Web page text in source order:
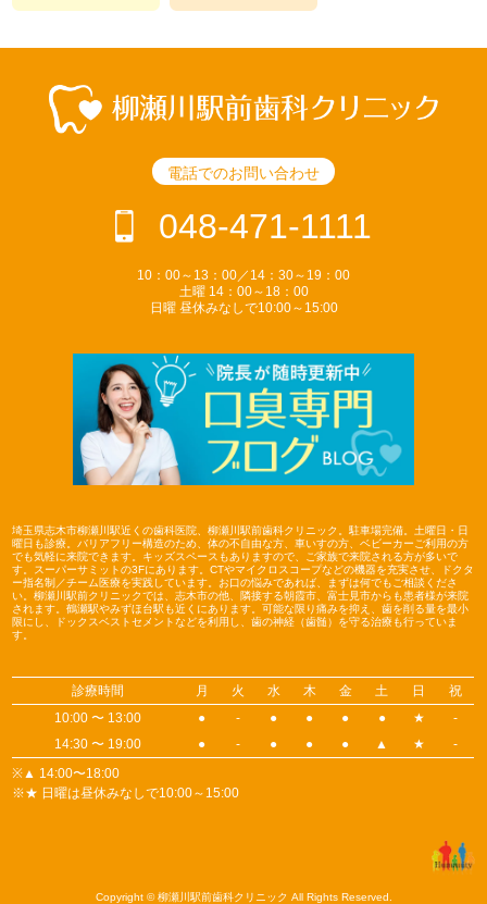
電話でのお問い合わせ
048-471-1111
10：00～13：00／14：30～19：00
土曜 14：00～18：00
日曜 昼休みなしで10:00～15:00
埼玉県志木市柳瀬川駅近くの歯科医院、柳瀬川駅前歯科クリニック。駐車場完備。土曜日・日
曜日も診療。バリアフリー構造のため、体の不自由な方、車いすの方、ベビーカーご利用の方
でも気軽に来院できます。キッズスペースもありますので、ご家族で来院される方が多いで
す。スーパーサミットの3Fにあります。CTやマイクロスコープなどの機器を充実させ、ドクタ
ー指名制／チーム医療を実践しています。お口の悩みであれば、まずは何でもご相談くださ
い。柳瀬川駅前クリニックでは、志木市の他、隣接する朝霞市、富士見市からも患者様が来院
されます。鶴瀬駅やみずほ台駅も近くにあります。可能な限り痛みを抑え、歯を削る量を最小
限にし、ドックスベストセメントなどを利用し、歯の神経（歯髄）を守る治療も行っていま
す。
診療時間 月 火 水 木 金 土 日
祝
10:00 〜 13:00
● - ● ● ● ● ★
-
14:30 〜 19:00
● - ● ● ● ▲ ★
-
※▲ 14:00〜18:00
※★ 日曜は昼休みなしで10:00～15:00
Copyright © 柳瀬川駅前歯科クリニック All Rights Reserved.